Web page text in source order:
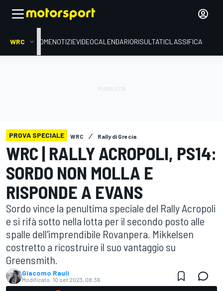
WRC HOMENOTIZIEVIDEOCALENDARIORISULTATICLASSIFICA
PROVA SPECIALE WRC Rally di Grecia
WRC | RALLY ACROPOLI, PS14:
SORDO NON MOLLA E
RISPONDE A EVANS
Sordo vince la penultima speciale del Rally Acropoli
e si rifà sotto nella lotta per il secondo posto alle
spalle dell'imprendibile Rovanpera. Mikkelsen
costretto a ricostruire il suo vantaggio su
Greensmith.
Giacomo Rauli
Modificato: 10 set 2023, 08:36